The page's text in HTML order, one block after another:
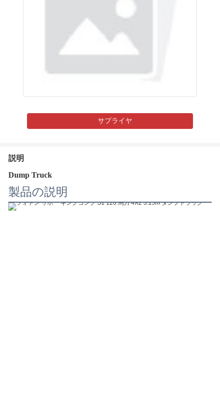
サプライヤ
説明
Dump Truck
製品の説明